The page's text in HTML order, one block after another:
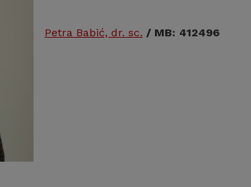
Petra Babić, dr. sc. / MB: 412496